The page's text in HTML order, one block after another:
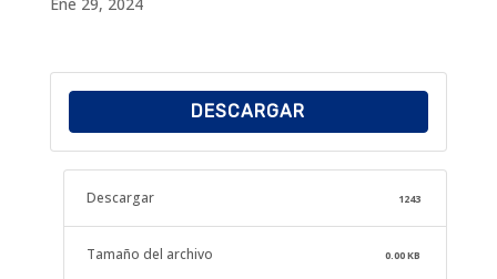
DESCARGAR
Descargar 1243
Tamaño del archivo 0.00 KB